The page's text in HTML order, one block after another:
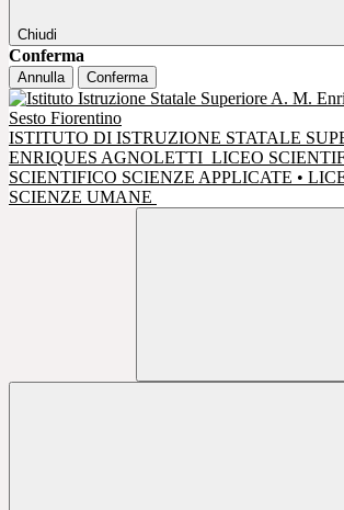
Chiudi
Conferma
Annulla Conferma
ISTITUTO DI ISTRUZIONE STATALE
ENRIQUES AGNOLETTI LICEO
SCIENTIFICO SCIENZE APPLICATE •
SCIENZE UMANE